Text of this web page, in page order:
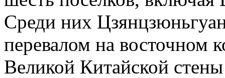
Среди них
перевалом на восточном
Великой Китайской